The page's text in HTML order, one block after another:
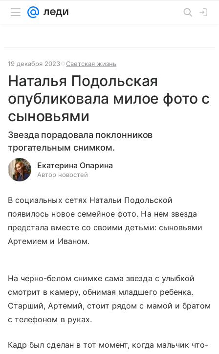
19 декабря 2023 Светская жизнь
Наталья Подольская
опубликовала милое фото с
сыновьями
Звезда порадовала поклонников
трогательным снимком.
Екатерина Опарина
Автор новостей
В социальных сетях Натальи Подольской
появилось новое семейное фото. На нем звезда
предстала вместе со своими детьми: сыновьями
Артемием и Иваном.
На черно-белом снимке сама звезда с улыбкой
смотрит в камеру, обнимая младшего ребенка.
Старший, Артемий, стоит рядом с мамой и братом
с телефоном в руках.
Кадр был сделан в тот момент, когда мальчик что-